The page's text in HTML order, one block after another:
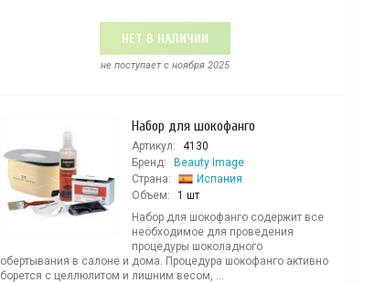
НЕТ В НАЛИЧИИ
не поступает c ноября 2025
Набор для шокофанго
Артикул:
4130
Бренд:
Beauty Image
Страна:
Испания
Объем:
1 шт
Набор для шокофанго содержит все
необходимое для проведения
процедуры шоколадного
обертывания в салоне и дома. Процедура шокофанго активно
борется с целлюлитом и лишним весом, ...